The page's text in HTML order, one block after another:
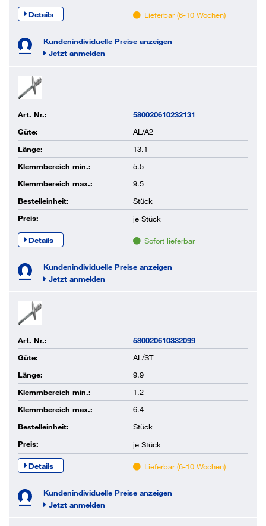
Details Lieferbar (6-10 Wochen)
Kundenindividuelle Preise anzeigen
Jetzt anmelden
Art. Nr.:
580020610232131
Güte:
AL/A2
Länge:
13.1
Klemmbereich min.:
5.5
Klemmbereich max.:
9.5
Bestelleinheit:
Stück
Preis:
je Stück
Details Sofort lieferbar
Kundenindividuelle Preise anzeigen
Jetzt anmelden
Art. Nr.:
580020610332099
Güte:
AL/ST
Länge:
9.9
Klemmbereich min.:
1.2
Klemmbereich max.:
6.4
Bestelleinheit:
Stück
Preis:
je Stück
Details Lieferbar (6-10 Wochen)
Kundenindividuelle Preise anzeigen
Jetzt anmelden